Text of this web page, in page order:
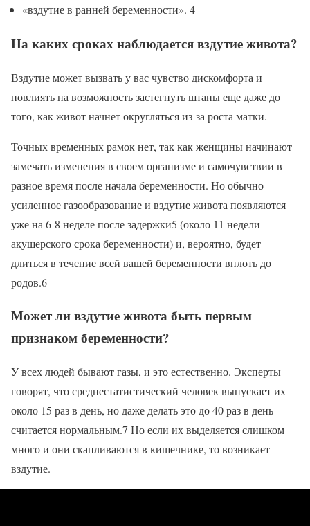
«вздутие в ранней беременности». 4
На каких сроках наблюдается вздутие живота?
Вздутие может вызвать у вас чувство дискомфорта и
повлиять на возможность застегнуть штаны еще даже до
того, как живот начнет округляться из-за роста матки.
Точных временных рамок нет, так как женщины начинают
замечать изменения в своем организме и самочувствии в
разное время после начала беременности. Но обычно
усиленное газообразование и вздутие живота появляются
уже на 6-8 неделе после задержки5 (около 11 недели
акушерского срока беременности) и, вероятно, будет
длиться в течение всей вашей беременности вплоть до
родов.6
Может ли вздутие живота быть первым
признаком беременности?
У всех людей бывают газы, и это естественно. Эксперты
говорят, что среднестатистический человек выпускает их
около 15 раз в день, но даже делать это до 40 раз в день
считается нормальным.7 Но если их выделяется слишком
много и они скапливаются в кишечнике, то возникает
вздутие.